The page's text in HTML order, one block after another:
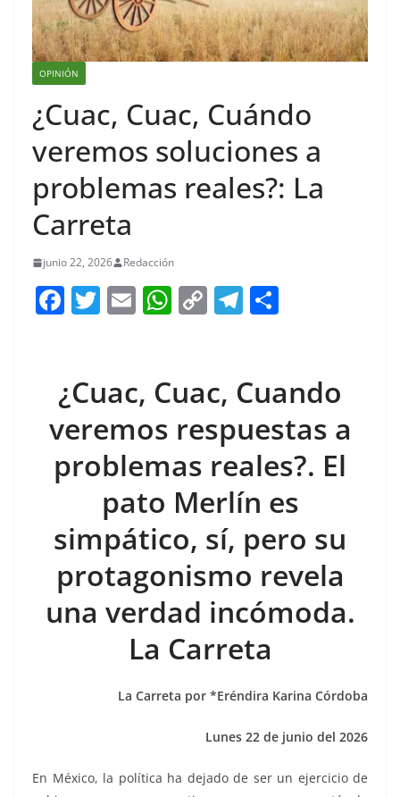
OPINIÓN
¿Cuac, Cuac, Cuándo
veremos soluciones a
problemas reales?: La
Carreta
junio 22, 2026 Redacción
F
e
b
o
o
T
er
E
l
W
s
A
p
p
C
y
Li
n
k
T
gr
a
m
e
¿Cuac, Cuac, Cuando
veremos respuestas a
problemas reales?. El
pato Merlín es
simpático, sí, pero su
protagonismo revela
una verdad incómoda.
La Carreta
La Carreta por *Eréndira Karina Córdoba
Lunes 22 de junio del 2026
En México, la política ha dejado de ser un ejercicio de